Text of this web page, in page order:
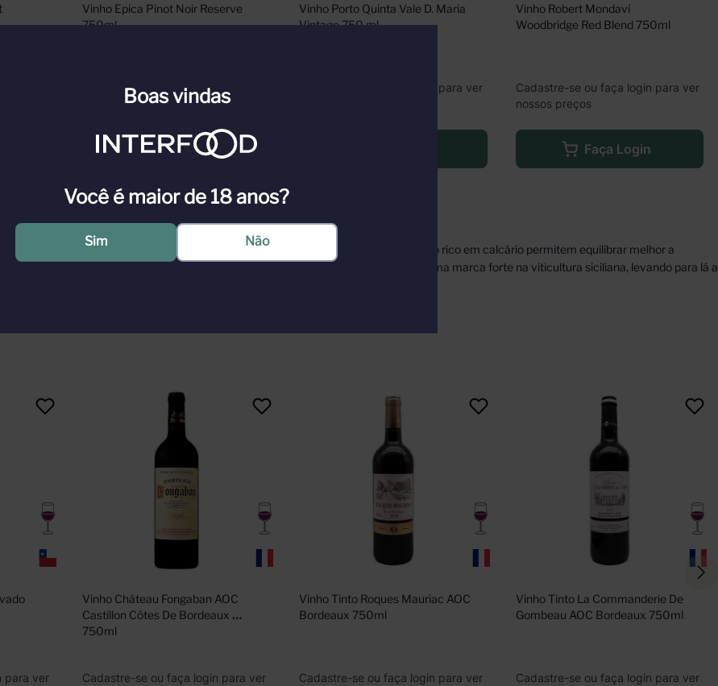
ver
Vinho Epica Pinot Noir Reserve
750ml
Cadastre-se ou faça login para ver
nossos preços
Faça Login
Vinho Porto Quinta Vale D. Maria
Vintage 750 ml
Cadastre-se ou faça login para ver
Vinho Robert Mondavi
Woodbridge Red Blend 750ml
Cadastre-se ou faça login para ver
nossos preços
Faça Login
perto de Noto, uma área única para fazer vinho. A proximidade do mar e o solo rico em calcário permitem equilibrar melhor a
A impressão digital de Francesco Mazzei no rótulo simboliza a vontade de deixar uma marca forte na viticultura siciliana, levando para lá a
para ver
Vinho Château Fongaban AOC
Castillon Côtes De Bordeaux
750ml
Cadastre-se ou faça login para ver
Vinho Tinto Roques Mauriac AOC
Bordeaux 750ml
Cadastre-se ou faça login para ver
Vinho Tinto La Commanderie De
Gombeau AOC Bordeaux 750ml
Cadastre-se ou faça login para ver
Boas vindas
Você é maior de 18 anos?
Sim Não